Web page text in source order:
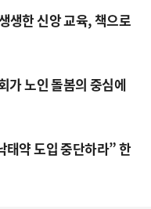
생한 신앙 교육, 책으로
가 노인 돌봄의 중심에
태약 도입 중단하라” 한